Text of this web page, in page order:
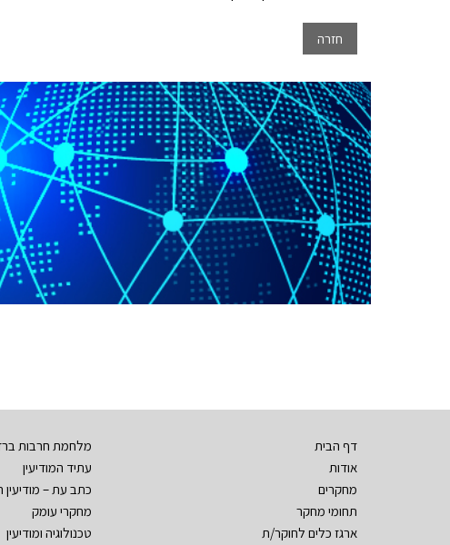
חזרה
דף הבית
אודות
מחקרים
תחומי מחקר
ארגז כלים לחוקר/ת
מלחמת חרבות
עתיד המודיעין
כתב עת –
מחקרי עומק
טכנולוגיה ומודיעין